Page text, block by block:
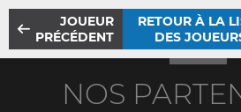
JOUEUR
PRÉCÉDENT
RETOUR À LA
DES
NOS